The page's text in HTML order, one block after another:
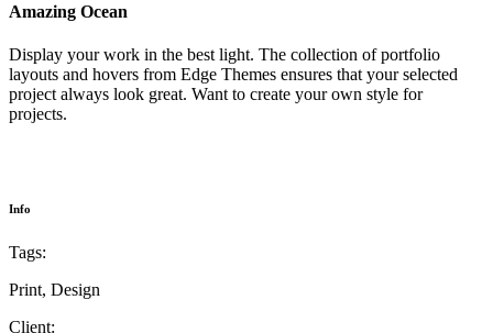
Amazing Ocean
Display your work in the best light. The collection of portfolio
layouts and hovers from Edge Themes ensures that your selected
project always look great. Want to create your own style for
projects.
Info
Tags:
Print, Design
Client: